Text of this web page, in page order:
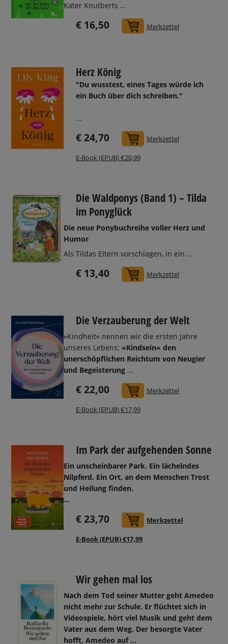
Kater Knutberts ...
€ 16,50 In den Warenkorb
Merkzettel
Herz König
"Du wusstest, eines Tages würde ich
ein Buch über dich schreiben."
...
€ 24,70 In den Warenkorb
Merkzettel
E-Book (EPUB) €20,99
Die Waldponys (Band 1) – Tilda
im Ponyglück
Die neue Ponybuchreihe voller Herz und
Humor
Als Tildas Eltern vorschlagen, in ein ...
€ 13,40 In den Warenkorb
Merkzettel
Die Verzauberung der Welt
»Kindheit« nennen wir die ersten Jahre
unseres Lebens; »Kindsein« den
unerschöpflichen Reichtum von Neugier
und Begeisterung...
€ 22,00 In den Warenkorb
Merkzettel
E-Book (EPUB) €17,99
Im Park der aufgehenden Sonne
Ein unscheinbarer Park. Ein lächelndes
Nilpferd. Ein Ort, an dem Menschen Trost
und Heilung finden.
...
€ 23,70 In den Warenkorb
Merkzettel
E-Book (EPUB) €17,99
Wir gehen mal los
Nach dem Tod seiner Mutter geht Amedeo
nicht mehr zur Schule. Er flüchtet sich in
Videospiele, hört viel Musik und geht dem
Vater aus dem Weg. Der besorgte Vater
hofft, Amedeo auf ...